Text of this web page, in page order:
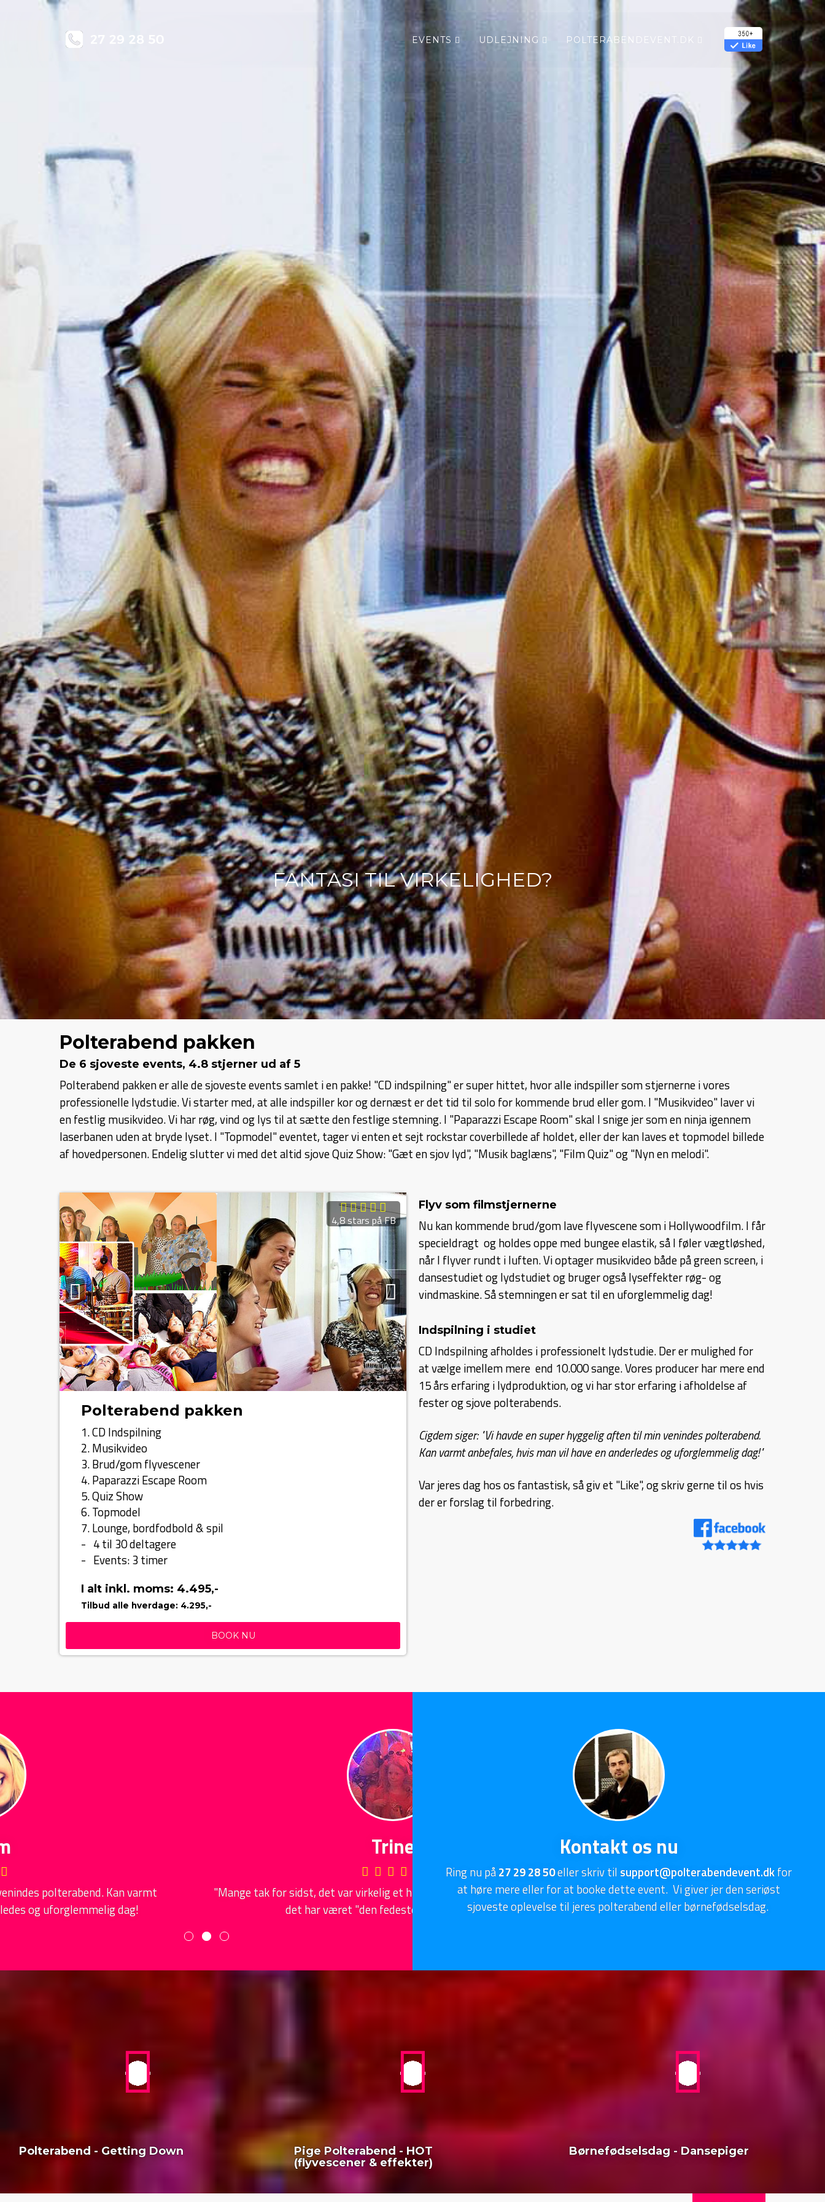
EVENTS UDLEJNING POLTERABENDEVENT.DK
FANTASI TIL VIRKELIGHED?
Polterabend pakken
De 6 sjoveste events, 4.8 stjerner ud af 5
Polterabend pakken er alle de sjoveste events samlet i en pakke! "CD indspilning" er super hittet, hvor alle indspiller som stjernerne i vores
professionelle lydstudie. Vi starter med, at alle indspiller kor og dernæst er det tid til solo for kommende brud eller gom. I "Musikvideo" laver vi
en festlig musikvideo. Vi har røg, vind og lys til at sætte den festlige stemning. I "Paparazzi Escape Room" skal I snige jer som en ninja igennem
laserbanen uden at bryde lyset. I "Topmodel" eventet, tager vi enten et sejt rockstar coverbillede af holdet, eller der kan laves et topmodel billede
af hovedpersonen. Endelig slutter vi med det altid sjove Quiz Show: "Gæt en sjov lyd", "Musik baglæns", "Film Quiz" og "Nyn en melodi".
4,8 stars på FB
Polterabend pakken
1. CD Indspilning
2. Musikvideo
3. Brud/gom flyvescener
4. Paparazzi Escape Room
5. Quiz Show
6. Topmodel
7. Lounge, bordfodbold & spil
- 4 til 30 deltagere
- Events: 3 timer
I alt inkl. moms: 4.495,-
Tilbud alle hverdage: 4.295,-
BOOK NU
Flyv som filmstjernerne
Nu kan kommende brud/gom lave flyvescene som i Hollywoodfilm. I får
specieldragt og holdes oppe med bungee elastik, så I føler vægtløshed,
når I flyver rundt i luften. Vi optager musikvideo både på green screen, i
dansestudiet og lydstudiet og bruger også lyseffekter røg- og
vindmaskine. Så stemningen er sat til en uforglemmelig dag!
Indspilning i studiet
CD Indspilning afholdes i professionelt lydstudie. Der er mulighed for
at vælge imellem mere end 10.000 sange. Vores producer har mere end
15 års erfaring i lydproduktion, og vi har stor erfaring i afholdelse af
fester og sjove polterabends.
Cigdem siger: "Vi havde en super hyggelig aften til min venindes polterabend.
Kan varmt anbefales, hvis man vil have en anderledes og uforglemmelig dag!"
Var jeres dag hos os fantastisk, så giv et "Like", og skriv gerne til os hvis
der er forslag til forbedring.
"Mange tak for sidst, det var virkelig et hit hos pigerne, og Rebekka mener
det har været "den fedeste dag i hendes liv"!
Kontakt os nu
Ring nu på27 29 28 50eller skriv til support@polterabendevent.dkfor
at høre mere eller for at booke dette event. Vi giver jer den seriøst
sjoveste oplevelse til jeres polterabend eller børnefødselsdag.
Polterabend - Getting Down
Pige Polterabend - HOT
(flyvescener & effekter)
Børnefødselsdag - Dansepiger